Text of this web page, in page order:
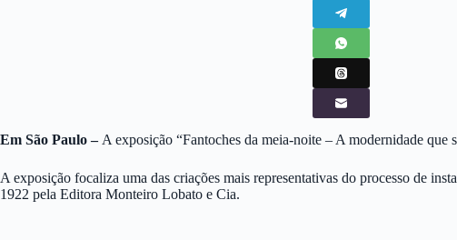
Em São Paulo – A exposição “Fantoches da meia-noite – A modernidade que
A exposição focaliza uma das criações mais representativas do processo de
1922 pela Editora Monteiro Lobato e Cia.